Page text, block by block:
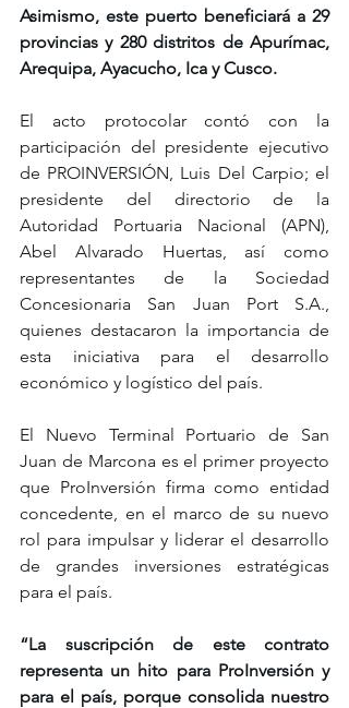
Asimismo, este puerto beneficiará a 29
provincias y 280 distritos de Apurímac,
Arequipa, Ayacucho, Ica y Cusco.
El acto protocolar contó con la
participación del presidente ejecutivo
de PROINVERSIÓN, Luis Del Carpio; el
presidente del directorio de la
Autoridad Portuaria Nacional (APN),
Abel Alvarado Huertas, así como
representantes de la Sociedad
Concesionaria San Juan Port S.A.,
quienes destacaron la importancia de
esta iniciativa para el desarrollo
económico y logístico del país.
El Nuevo Terminal Portuario de San
Juan de Marcona es el primer proyecto
que ProInversión firma como entidad
concedente, en el marco de su nuevo
rol para impulsar y liderar el desarrollo
de grandes inversiones estratégicas
para el país.
“La suscripción de este contrato
representa un hito para ProInversión y
para el país, porque consolida nuestro